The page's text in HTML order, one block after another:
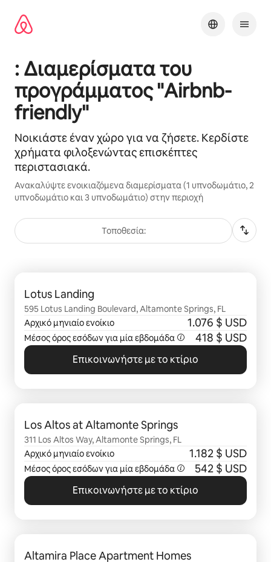
περιεχόμενο
: Διαμερίσματα του
προγράμματος "Airbnb-
friendly"
Νοικιάστε έναν χώρο για να ζήσετε. Κερδίστε
χρήματα φιλοξενώντας επισκέπτες
περιστασιακά.
Ανακαλύψτε ενοικιαζόμενα διαμερίσματα (1 υπνοδωμάτιο, 2
υπνοδωμάτιο και 3 υπνοδωμάτιο) στην περιοχή
Τοποθεσία:
Lotus Landing
595 Lotus Landing Boulevard, Altamonte Springs, FL
Αρχικό μηνιαίο ενοίκιο
1.076 $ USD
Μέσος όρος εσόδων για μίαεβδομάδα 418 $ USD
Επικοινωνήστε με το κτίριο
Los Altos at Altamonte Springs
311 Los Altos Way, Altamonte Springs, FL
Αρχικό μηνιαίο ενοίκιο
1.182 $ USD
Μέσος όρος εσόδων για μίαεβδομάδα 542 $ USD
Επικοινωνήστε με το κτίριο
Altamira Place Apartment Homes